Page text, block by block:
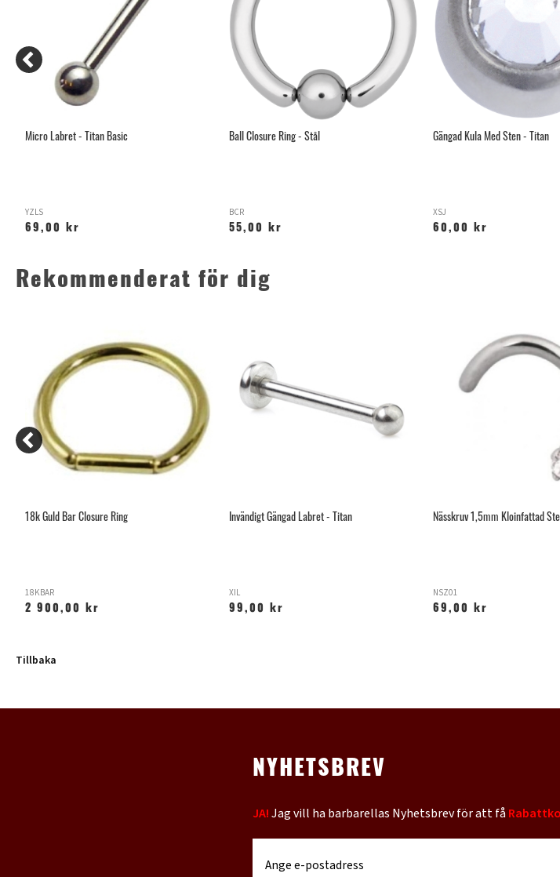
Micro Labret - Titan Basic
YZLS
69,00 kr
Ball Closure Ring - Stål
BCR
55,00 kr
Gängad Kula Med Sten - Titan
XSJ
60,00 kr
Rekommenderat för dig
18k Guld Bar Closure Ring
18KBAR
2 900,00 kr
Invändigt Gängad Labret - Titan
XIL
99,00 kr
Nässkruv 1,5mm Kloinfattad
NSZ01
69,00 kr
Tillbaka
NYHETSBREV
JA!Jag vill ha barbarellas Nyhetsbrev för att få